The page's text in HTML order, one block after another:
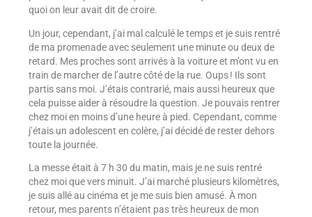
quoi on leur avait dit de croire.
Un jour, cependant, j’ai mal calculé le temps et je suis rentré
de ma promenade avec seulement une minute ou deux de
retard. Mes proches sont arrivés à la voiture et m’ont vu en
train de marcher de l’autre côté de la rue. Oups ! Ils sont
partis sans moi. J’étais contrarié, mais aussi heureux que
cela puisse aider à résoudre la question. Je pouvais rentrer
chez moi en moins d’une heure à pied. Cependant, comme
j’étais un adolescent en colère, j’ai décidé de rester dehors
toute la journée.
La messe était à 7 h 30 du matin, mais je ne suis rentré
chez moi que vers minuit. J’ai marché plusieurs kilomètres,
je suis allé au cinéma et je me suis bien amusé. À mon
retour, mes parents n’étaient pas très heureux de mon